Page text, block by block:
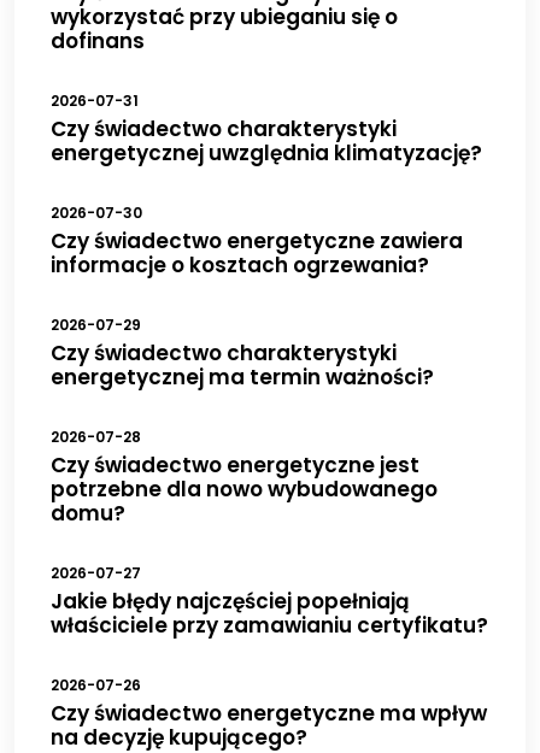
wykorzystać przy ubieganiu się o
dofinans
2026-07-31
Czy świadectwo charakterystyki
energetycznej uwzględnia klimatyzację?
2026-07-30
Czy świadectwo energetyczne zawiera
informacje o kosztach ogrzewania?
2026-07-29
Czy świadectwo charakterystyki
energetycznej ma termin ważności?
2026-07-28
Czy świadectwo energetyczne jest
potrzebne dla nowo wybudowanego
domu?
2026-07-27
Jakie błędy najczęściej popełniają
właściciele przy zamawianiu certyfikatu?
2026-07-26
Czy świadectwo energetyczne ma wpływ
na decyzję kupującego?